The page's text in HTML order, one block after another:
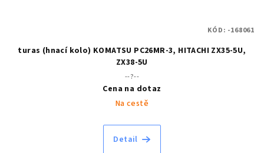
turas (hnací kolo) KOMATSU PC26MR-3, HITACHI ZX35-5U,
ZX38-5U
--?--
Cena na dotaz
Na cestě
Detail
KÓD: -168061